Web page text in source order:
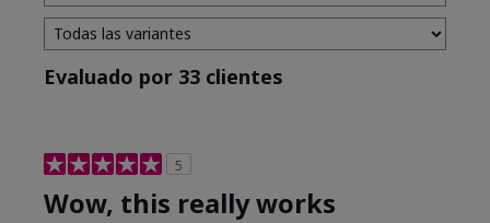
Evaluado por 33 clientes
5
Wow, this really works